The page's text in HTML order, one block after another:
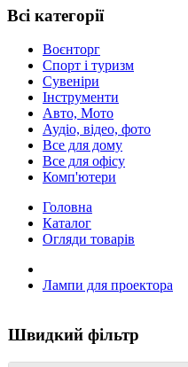
Всі категорії
Воєнторг
Спорт і туризм
Сувеніри
Інструменти
Авто, Мото
Аудіо, відео, фото
Все для дому
Все для офісу
Комп'ютери
Головна
Каталог
Огляди товарів
Лампи для проектора
Швидкий фільтр